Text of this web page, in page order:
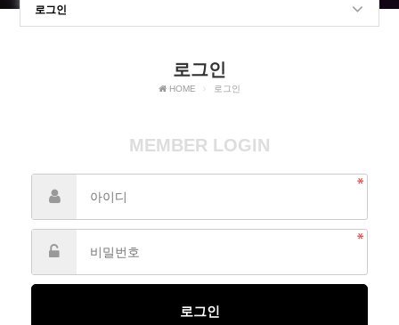
로그인
로그인
HOME 로그인
MEMBER LOGIN